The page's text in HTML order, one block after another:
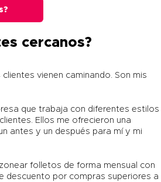
cercanos?
vienen caminando. Son mis
que trabaja con diferentes estilos
Ellos me ofrecieron una
antes y un después para mí y mi
folletos de forma mensual con
descuento por compras superiores a